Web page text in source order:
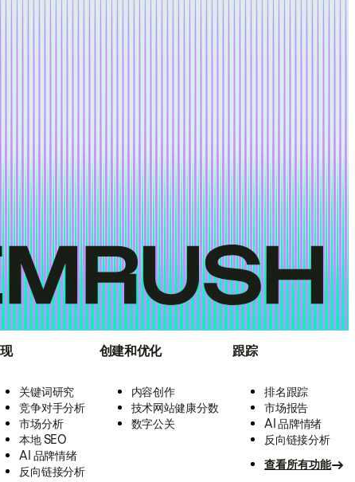
关键词研究
竞争对手分析
市场分析
本地 SEO
AI 品牌情绪
反向链接分析
创建和优化
内容创作
技术网站健康分数
数字公关
跟踪
排名跟踪
市场报告
AI 品牌情绪
反向链接分析
查看所有功能